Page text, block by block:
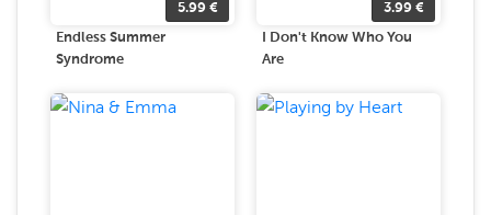
5.99 €
Endless Summer
Syndrome
3.99 €
I Don't Know Who You
Are